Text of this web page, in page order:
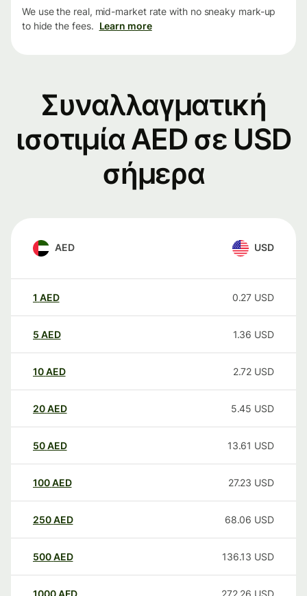
We use the real, mid-market rate with no sneaky mark-up
to hide the fees. Learn more
Συναλλαγματική
ισοτιμία AED σε USD
σήμερα
AED USD
1 AED 0.27 USD
5 AED 1.36 USD
10AED 2.72 USD
20AED 5.45 USD
50AED 13.61 USD
100AED 27.23 USD
250AED 68.06 USD
500AED 136.13 USD